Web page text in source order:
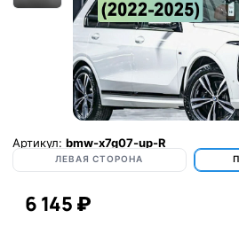
Артикул: bmw-x7g07-up-R
ЛЕВАЯ СТОРОНА
6 145 ₽